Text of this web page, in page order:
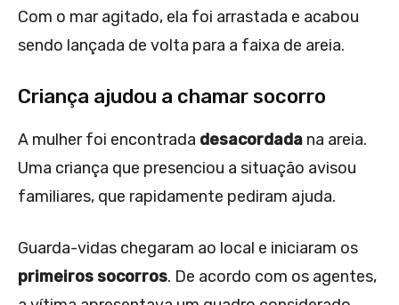
Com o mar agitado, ela foi arrastada e acabou
sendo lançada de volta para a faixa de areia.
Criança ajudou a chamar socorro
A mulher foi encontrada desacordada na areia.
Uma criança que presenciou a situação avisou
familiares, que rapidamente pediram ajuda.
Guarda-vidas chegaram ao local e iniciaram os
primeiros socorros. De acordo com os agentes,